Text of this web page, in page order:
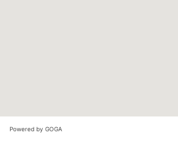
Powered by GOGA